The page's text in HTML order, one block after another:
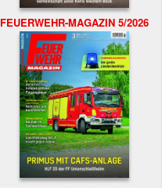
FEUERWEHR-MAGAZIN 5/2026